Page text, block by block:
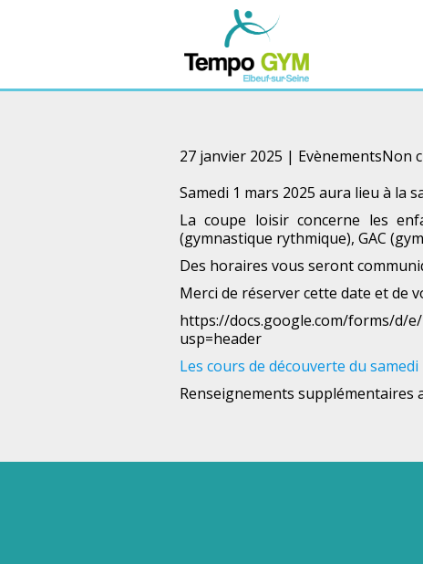
27 janvier 2025 | EvènementsNon
Samedi 1 mars 2025 aura lieu à la
La coupe loisir concerne les
(gymnastique rythmique), GAC
Des horaires vous seront
Merci de réserver cette date et de
https://docs.google.com/forms/d/e/
usp=header
Les cours de découverte du
Renseignements supplémentaires